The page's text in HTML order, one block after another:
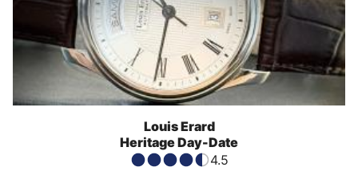
Louis Erard
Heritage Day-Date
4.5